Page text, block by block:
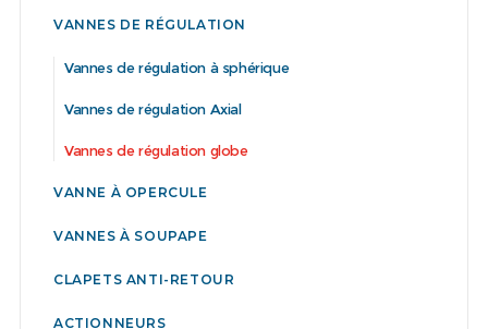
VANNES DE RÉGULATION
Vannes de régulation à sphérique
Vannes de régulation Axial
Vannes de régulation globe
VANNE À OPERCULE
VANNES À SOUPAPE
CLAPETS ANTI-RETOUR
ACTIONNEURS